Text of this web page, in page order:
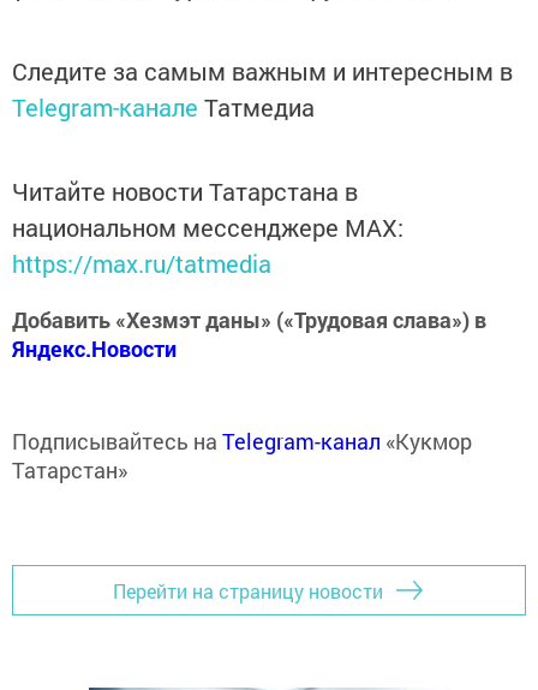
Следите за самым важным и интересным в
Telegram-канале Татмедиа
Читайте новости Татарстана в
национальном мессенджере MАХ:
https://max.ru/tatmedia
Добавить «Хезмэт даны» («Трудовая слава») в
Яндекс.Новости
Подписывайтесь на Telegram-канал «Кукмор
Татарстан»
Перейти на страницу новости